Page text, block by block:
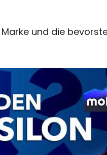
und die